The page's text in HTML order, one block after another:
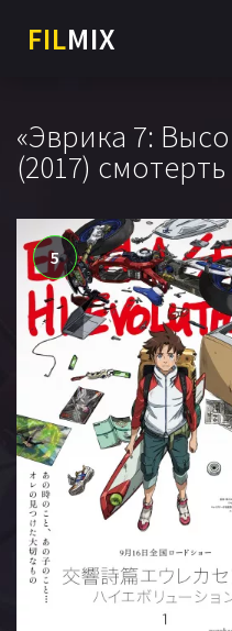
FILMIX
«Эврика 7:
(2017) смотерть
5